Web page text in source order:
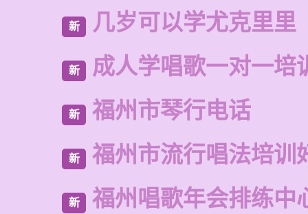
新 几岁可以学尤克里里
新 成人学唱歌一对一培
新 福州市琴行电话
新 福州市流行唱法培训
新 福州唱歌年会排练中